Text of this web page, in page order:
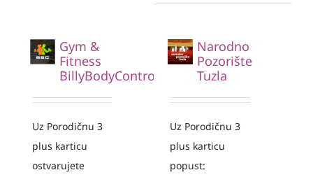
Gym &
Fitness
BillyBodyControl
Uz Porodičnu 3
plus karticu
ostvarujete
Narodno
Pozorište
Tuzla
Uz Porodičnu 3
plus karticu
popust: